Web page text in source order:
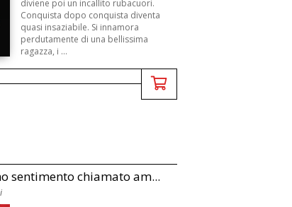
diviene poi un incallito rubacuori.
Conquista dopo conquista diventa
quasi insaziabile. Si innamora
perdutamente di una bellissima
ragazza, i ...
sentimento chiamato am...